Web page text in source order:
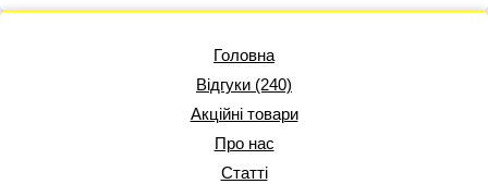
Головна
Відгуки (240)
Акційні товари
Про нас
Статті